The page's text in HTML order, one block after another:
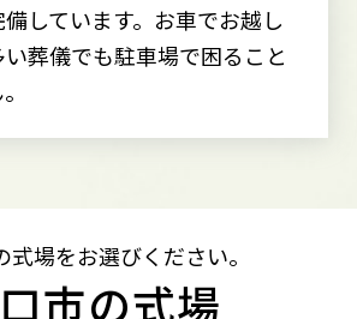
しています。お車でお越し
葬儀でも駐車場で困ること
式場をお選びください。
市の式場